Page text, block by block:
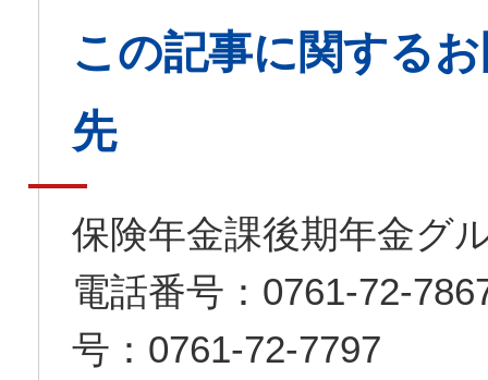
この記事に関する
先
保険年金課後期年金グ
電話番号：0761-72-
号：0761-72-7797